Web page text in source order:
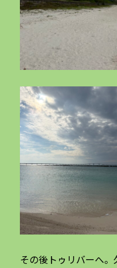
その後トゥリバーへ。